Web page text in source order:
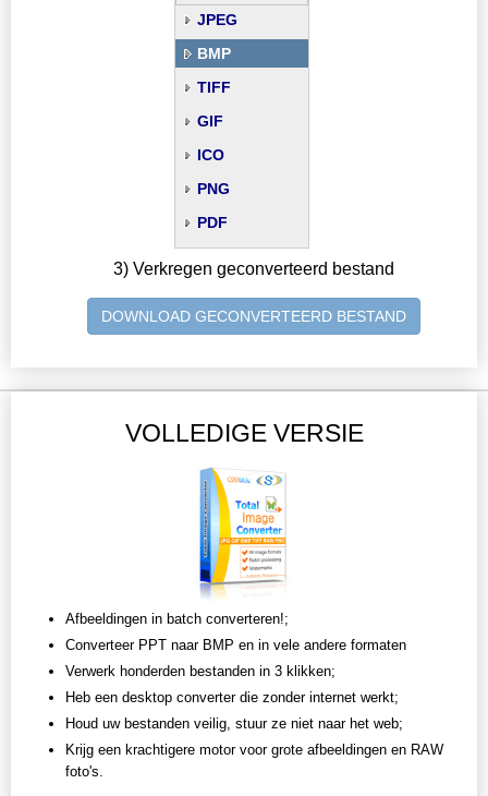
JPEG
BMP
TIFF
GIF
ICO
PNG
PDF
3) Verkregen geconverteerd bestand
DOWNLOAD GECONVERTEERD BESTAND
VOLLEDIGE VERSIE
Afbeeldingen in batch converteren!;
Converteer PPT naar BMP en in vele andere formaten
Verwerk honderden bestanden in 3 klikken;
Heb een desktop converter die zonder internet werkt;
Houd uw bestanden veilig, stuur ze niet naar het web;
Krijg een krachtigere motor voor grote afbeeldingen en RAW
foto's.